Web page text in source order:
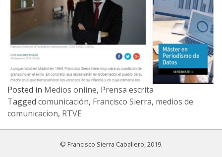
Posted in Medios online, Prensa escrita
Tagged comunicación, Francisco Sierra, medios de
comunicacion, RTVE
© Francisco Sierra Caballero, 2019.